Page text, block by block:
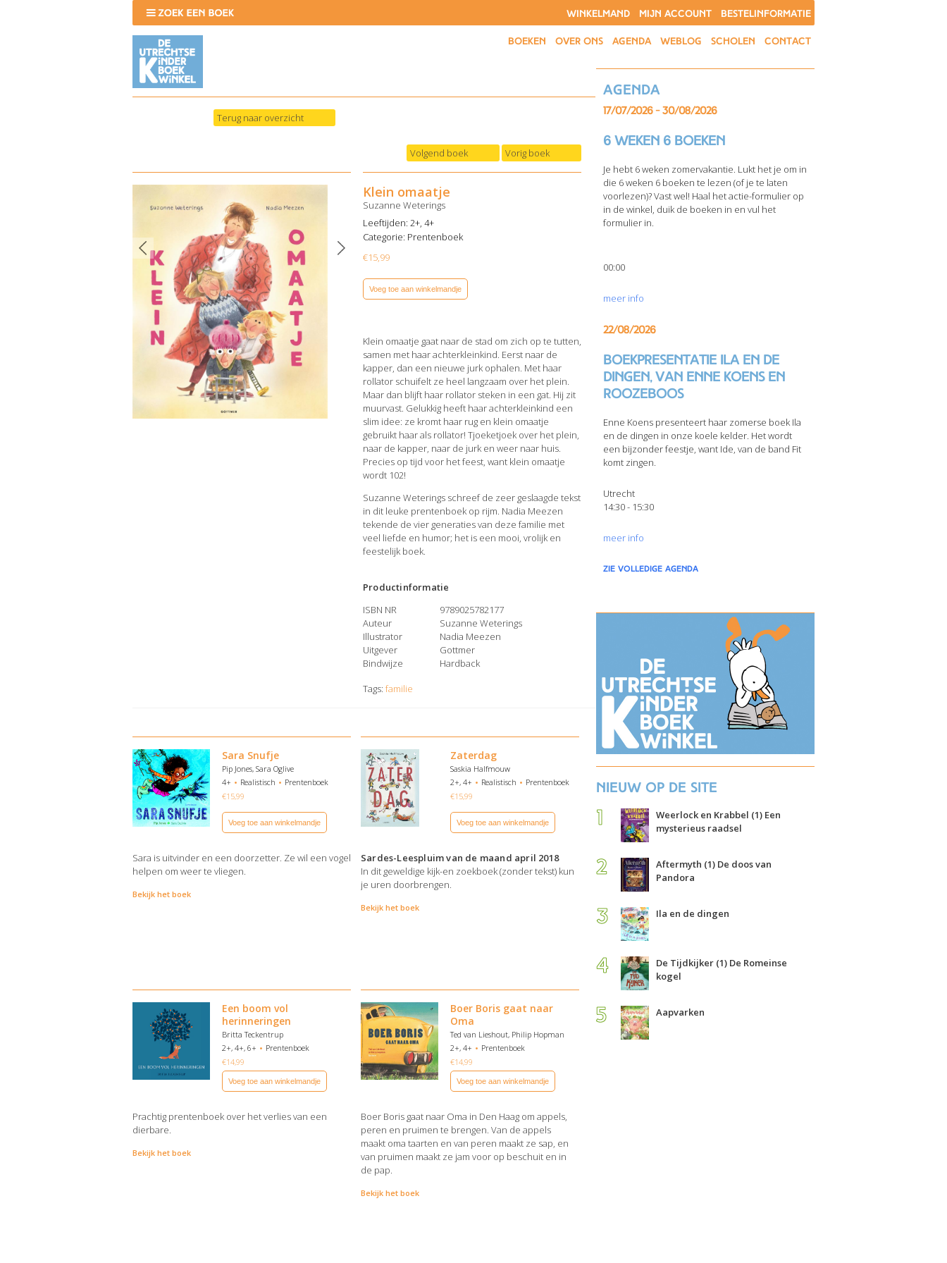
WINKELMAND MIJN ACCOUNT BESTELINFORMATIE
BOEKEN OVER ONS AGENDA WEBLOG SCHOLEN CONTACT
Terug naar overzicht
Volgend boek Vorig boek
Klein omaatje
Suzanne Weterings
Leeftijden: 2+, 4+
Categorie: Prentenboek
€15,99
Voeg toe aan winkelmandje
Klein omaatje gaat naar de stad om zich op te tutten,
samen met haar achterkleinkind. Eerst naar de
kapper, dan een nieuwe jurk ophalen. Met haar
rollator schuifelt ze heel langzaam over het plein.
Maar dan blijft haar rollator steken in een gat. Hij zit
muurvast. Gelukkig heeft haar achterkleinkind een
slim idee: ze kromt haar rug en klein omaatje
gebruikt haar als rollator! Tjoeketjoek over het plein,
naar de kapper, naar de jurk en weer naar huis.
Precies op tijd voor het feest, want klein omaatje
wordt 102!
Suzanne Weterings schreef de zeer geslaagde tekst
in dit leuke prentenboek op rijm. Nadia Meezen
tekende de vier generaties van deze familie met
veel liefde en humor; het is een mooi, vrolijk en
feestelijk boek.
Productinformatie
ISBN NR
9789025782177
Auteur
Suzanne Weterings
Illustrator
Nadia Meezen
Uitgever
Gottmer
Bindwijze
Hardback
Tags: familie
Sara Snufje
Pip Jones, Sara Oglive
4+
Realistisch
Prentenboek
€15,99
Voeg toe aan winkelmandje
Sara is uitvinder en een doorzetter. Ze wil een vogel
helpen om weer te vliegen.
Bekijk het boek
Zaterdag
Saskia Halfmouw
2+, 4+
Realistisch
Prentenboek
€15,99
Voeg toe aan winkelmandje
Sardes-Leespluim van de maand april 2018
In dit geweldige kijk-en zoekboek (zonder tekst) kun
je uren doorbrengen.
Bekijk het boek
Een boom vol
herinneringen
Britta Teckentrup
2+, 4+, 6+
Prentenboek
€14,99
Voeg toe aan winkelmandje
Prachtig prentenboek over het verlies van een
dierbare.
Bekijk het boek
Boer Boris gaat naar
Oma
Ted van Lieshout, Philip Hopman
2+, 4+
Prentenboek
€14,99
Voeg toe aan winkelmandje
Boer Boris gaat naar Oma in Den Haag om appels,
peren en pruimen te brengen. Van de appels
maakt oma taarten en van peren maakt ze sap, en
van pruimen maakt ze jam voor op beschuit en in
de pap.
Bekijk het boek
Agenda
17/07/2026 - 30/08/2026
6 weken 6 boeken
Je hebt 6 weken zomervakantie. Lukt het je om in
die 6 weken 6 boeken te lezen (of je te laten
voorlezen)? Vast wel! Haal het actie-formulier op
in de winkel, duik de boeken in en vul het
formulier in.
00:00
meer info
22/08/2026
Boekpresentatie Ila en de
dingen, van Enne Koens en
Roozeboos
Enne Koens presenteert haar zomerse boek Ila
en de dingen in onze koele kelder. Het wordt
een bijzonder feestje, want Ide, van de band Fit
komt zingen.
Utrecht
14:30 - 15:30
meer info
zie volledige agenda
Nieuw op de site
Weerlock en Krabbel (1) Een
mysterieus raadsel
Aftermyth (1) De doos van
Pandora
Ila en de dingen
De Tijdkijker (1) De Romeinse
kogel
Aapvarken